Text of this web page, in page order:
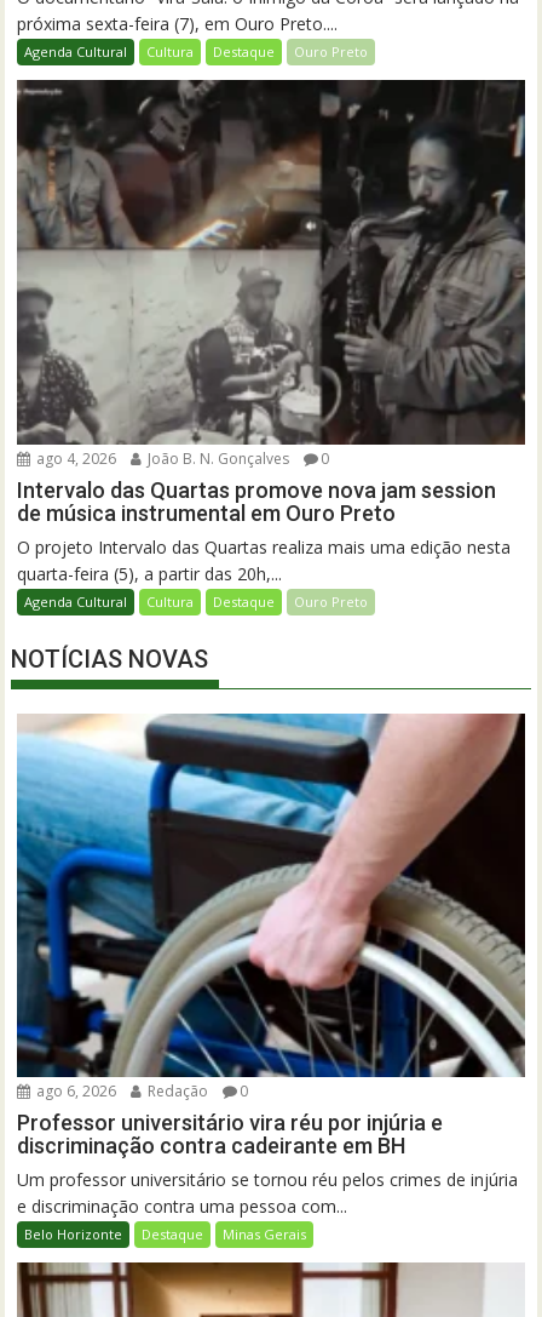
próxima sexta-feira (7), em Ouro Preto....
Agenda Cultural Cultura Destaque Ouro Preto
ago 4, 2026 João B. N. Gonçalves 0
Intervalo das Quartas promove nova jam session
de música instrumental em Ouro Preto
O projeto Intervalo das Quartas realiza mais uma edição nesta
quarta-feira (5), a partir das 20h,...
Agenda Cultural Cultura Destaque Ouro Preto
NOTÍCIAS NOVAS
ago 6, 2026 Redação 0
Professor universitário vira réu por injúria e
discriminação contra cadeirante em BH
Um professor universitário se tornou réu pelos crimes de injúria
e discriminação contra uma pessoa com...
Belo Horizonte Destaque Minas Gerais